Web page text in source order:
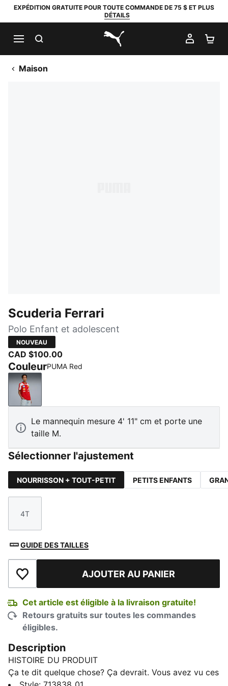
EXPÉDITION GRATUITE POUR TOUTE COMMANDE DE 75 $ ET PLUS
DÉTAILS
PUMA.com
MON
Maison
Scuderia Ferrari
Polo Enfant et adolescent
NOUVEAU
CAD $100.00
CouleurPUMA Red
PUMA Red
Le mannequin mesure 4' 11" cm et porte une
taille M.
Sélectionner l'ajustement
NOURRISSON + TOUT-PETIT PETITS ENFANTS
Taille
4T
GUIDE DES TAILLES
Ajouter à la liste de souhaits
AJOUTER AU PANIER
Cet article est éligible à la livraison gratuite!
Retours gratuits sur toutes les commandes
éligibles.
Description
HISTOIRE DU PRODUIT
Ça te dit quelque chose? Ça devrait. Vous avez vu ces